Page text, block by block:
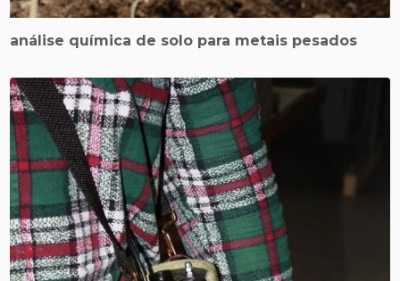
análise química de solo para metais pesados